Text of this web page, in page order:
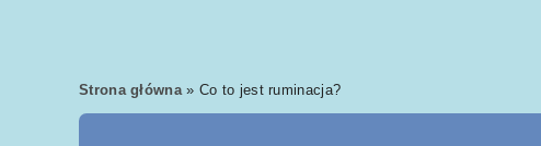
Strona główna» Co to jest ruminacja?